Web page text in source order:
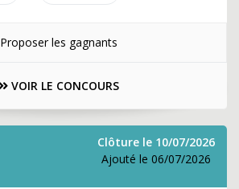
Proposer les gagnants
VOIR LE CONCOURS
Clôture le 10/07/2026
Ajouté le 06/07/2026